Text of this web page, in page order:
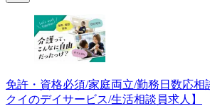
免許・資格必須/家庭両立/勤務日数応相
クイのデイサービス/生活相談員求人】